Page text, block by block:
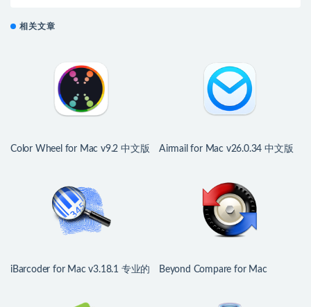
相关文章
Color Wheel for Mac v9.2 中文版
Airmail for Mac v26.0.34 中文版
iBarcoder for Mac v3.18.1 专业的
Beyond Compare for Mac